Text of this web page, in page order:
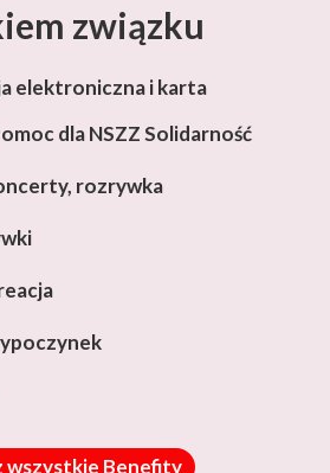
związku
elektroniczna i karta
dla NSZZ Solidarność
rozrywka
wszystkie Benefity